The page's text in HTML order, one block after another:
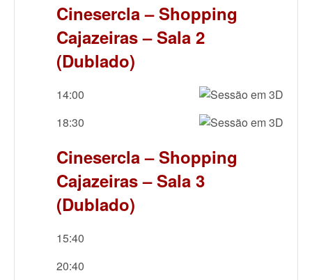
Cinesercla – Shopping
Cajazeiras – Sala 2
(Dublado)
14:00
18:30
Cinesercla – Shopping
Cajazeiras – Sala 3
(Dublado)
15:40
20:40